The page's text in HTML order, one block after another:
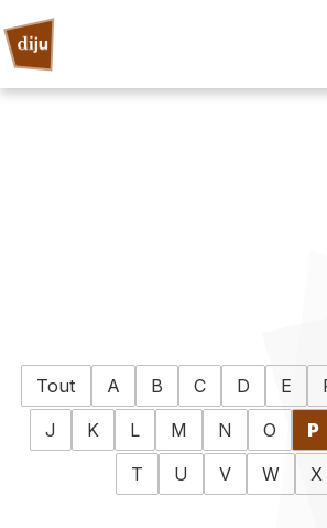
Tout A B C D E
J
K L M N O P
T
U V W X